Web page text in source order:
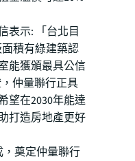
表示: 「台北目
積有綠建築認
能獲頒最具公信
，仲量聯行正具
望在2030年能達
打造房地產更好
，奠定仲量聯行